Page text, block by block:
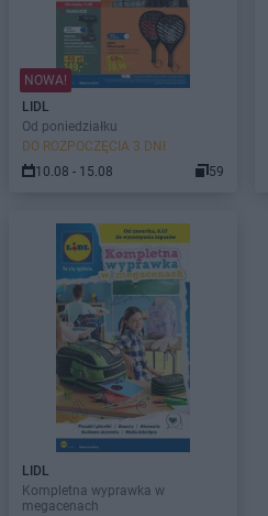
NOWA!
LIDL
Od poniedziałku
DO ROZPOCZĘCIA 3 DNI
10.08 - 15.08
59
LIDL
Kompletna wyprawka w
megacenach